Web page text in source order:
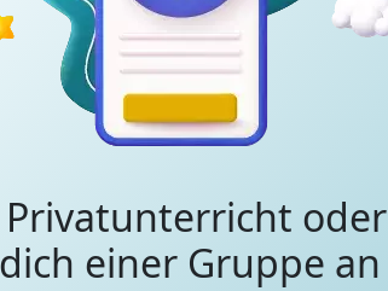
Privatunterricht oder
einer Gruppe an